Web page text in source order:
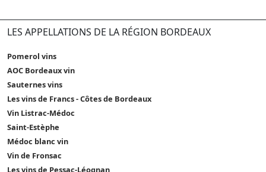
LES APPELLATIONS DE LA RÉGION BORDEAUX
Pomerol vins
AOC Bordeaux vin
Sauternes vins
Les vins de Francs - Côtes de Bordeaux
Vin Listrac-Médoc
Saint-Estèphe
Médoc blanc vin
Vin de Fronsac
Les vins de Pessac-Léognan